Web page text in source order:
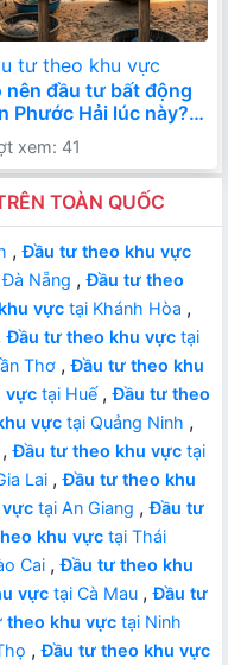
tư theo khu vực
nên đầu tư bất động
Phước Hải lúc này?
nhìn thực tế từ nhà
tư đi trước
xem: 41
TOÀN QUỐC
,Đầu tư theo khu vực
Nẵng ,Đầu tư theo
vực tại Khánh Hòa ,
Đầu tư theo khu vực tại
Thơ ,Đầu tư theo khu
vực tại Huế ,Đầu tư theo
vực tại Quảng Ninh ,
,Đầu tư theo khu vực tại
Lai ,Đầu tư theo khu
tại An Giang ,Đầu tư
khu vực tại Thái
Cai ,Đầu tư theo khu
vực tại Cà Mau ,Đầu tư
theo khu vực tại Ninh
,Đầu tư theo khu vực